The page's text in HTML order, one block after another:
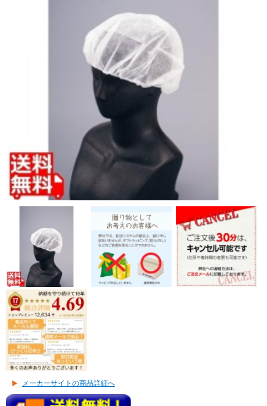
メーカーサイトの商品詳細へ